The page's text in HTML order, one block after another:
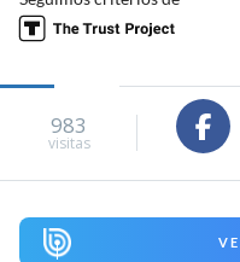
983
visitas